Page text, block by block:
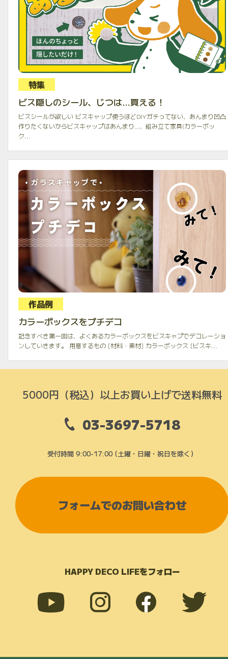
特集
ビス隠しのシール、じつは…買える！
ビスシールが欲しい ビスキャップ使うほどDIYガチってない、あんまり凹凸
作りたくないからビスキャップはあんまり…、組み立て家具(カラーボッ
ク...
作品例
カラーボックスをプチデコ
記念すべき第一回は、よくあるカラーボックスをビスキャプでデコレーショ
ンしていきます。 用意するもの [材料・素材] カラーボックス [ビスキ...
5000円（税込）以上お買い上げで送料無料
03-3697-5718
受付時間 9:00-17:00 (土曜・日曜・祝日を除く）
フォームでのお問い合わせ
HAPPY DECO LIFEをフォロー